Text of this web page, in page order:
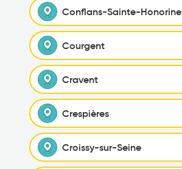
Conflans-Sainte-Honorine
Courgent
Cravent
Crespières
Croissy-sur-Seine